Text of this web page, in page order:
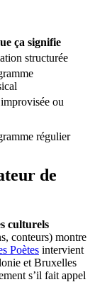
ça signifie
structurée
ou
régulier
de
culturels
conteurs) montre
Poètes intervient
et Bruxelles
s’il fait appel